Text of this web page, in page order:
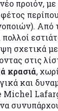
προιόν, με
φέτος
Από
πολλοί
σχετικά
στις
κρασιά,
και
Michel